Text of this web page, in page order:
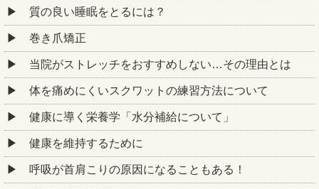
質の良い睡眠をとるには？
巻き爪矯正
当院がストレッチをおすすめしない…その理由とは
体を痛めにくいスクワットの練習方法について
健康に導く栄養学「水分補給について」
健康を維持するために
呼吸が首肩こりの原因になることもある！